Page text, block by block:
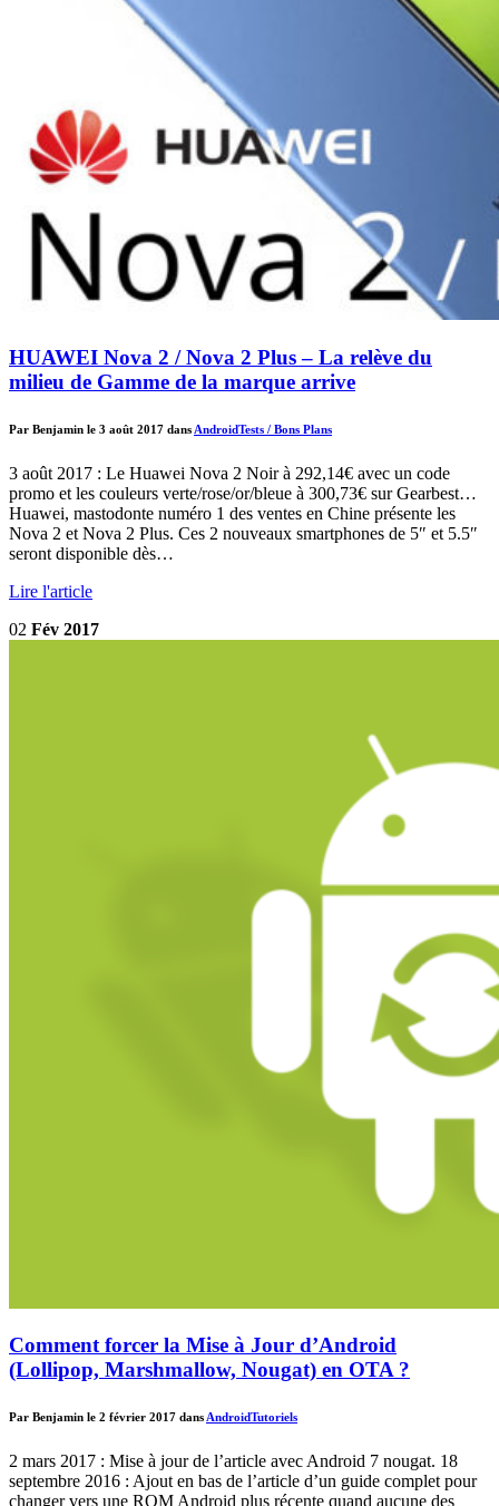
HUAWEI Nova 2 / Nova 2 Plus – La relève du
milieu de Gamme de la marque arrive
Par Benjamin le 3 août 2017 dans AndroidTests / Bons Plans
3 août 2017 : Le Huawei Nova 2 Noir à 292,14€ avec un code
promo et les couleurs verte/rose/or/bleue à 300,73€ sur Gearbest…
Huawei, mastodonte numéro 1 des ventes en Chine présente les
Nova 2 et Nova 2 Plus. Ces 2 nouveaux smartphones de 5″ et 5.5″
seront disponible dès…
Lire l'article
02 Fév 2017
Comment forcer la Mise à Jour d’Android
(Lollipop, Marshmallow, Nougat) en OTA ?
Par Benjamin le 2 février 2017 dansAndroidTutoriels
2 mars 2017 : Mise à jour de l’article avec Android 7 nougat. 18
septembre 2016 : Ajout en bas de l’article d’un guide complet pour
changer vers une ROM Android plus récente quand aucune des